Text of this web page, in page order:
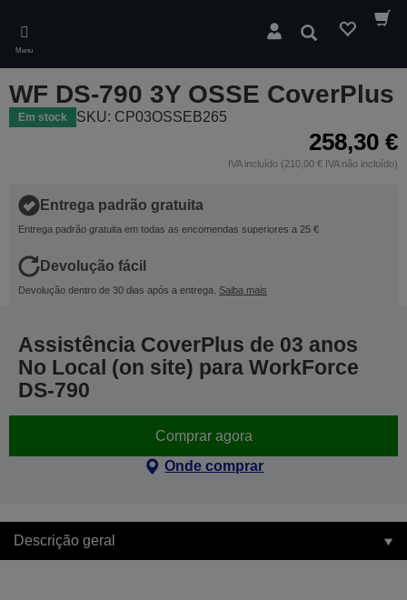
main
content
Menu
Pesquisar
WF DS-790 3Y OSSE CoverPlus
Em stock SKU: CP03OSSEB265
258,30 €
IVA incluído (210,00 € IVA não incluído)
Entrega padrão gratuita
Entrega padrão gratuita em todas as encomendas superiores a 25 €
Devolução fácil
Devolução dentro de 30 dias após a entrega. Saiba mais
Assistência CoverPlus de 03 anos
No Local (on site) para WorkForce
DS-790
Comprar agora
Onde comprar
Descrição geral